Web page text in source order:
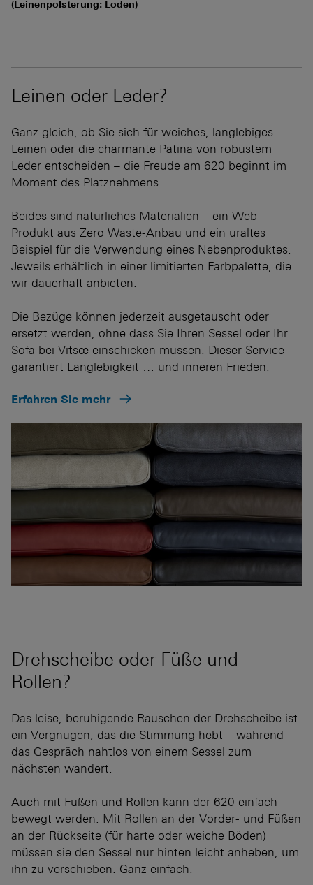
(Leinenpolsterung: Loden)
Leinen oder Leder?
Ganz gleich, ob Sie sich für weiches, langlebiges
Leinen oder die charmante Patina von robustem
Leder entscheiden – die Freude am 620 beginnt im
Moment des Platznehmens.
Beides sind natürliches Materialien – ein Web-
Produkt aus Zero Waste-Anbau und ein uraltes
Beispiel für die Verwendung eines Nebenproduktes.
Jeweils erhältlich in einer limitierten Farbpalette, die
wir dauerhaft anbieten.
Die Bezüge können jederzeit ausgetauscht oder
ersetzt werden, ohne dass Sie Ihren Sessel oder Ihr
Sofa bei Vitsœ einschicken müssen. Dieser Service
garantiert Langlebigkeit … und inneren Frieden.
Erfahren Sie mehr
Drehscheibe oder Füße und
Rollen?
Das leise, beruhigende Rauschen der Drehscheibe ist
ein Vergnügen, das die Stimmung hebt – während
das Gespräch nahtlos von einem Sessel zum
nächsten wandert.
Auch mit Füßen und Rollen kann der 620 einfach
bewegt werden: Mit Rollen an der Vorder- und Füßen
an der Rückseite (für harte oder weiche Böden)
müssen sie den Sessel nur hinten leicht anheben, um
ihn zu verschieben. Ganz einfach.